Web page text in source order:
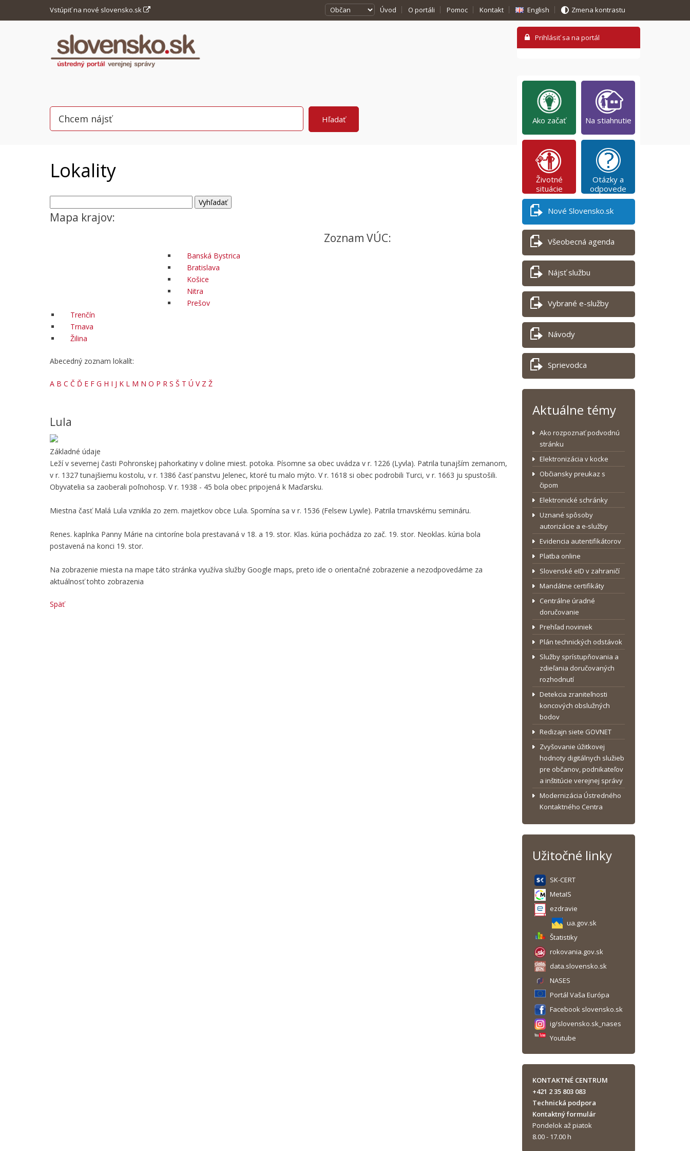
Vstúpiť na nové slovensko.sk Úvod O portáli Pomoc Kontakt English Zmena kontrastu
Lokality
Mapa krajov:
Zoznam VÚC:
Banská Bystrica
Bratislava
Košice
Nitra
Prešov
Trenčín
Trnava
Žilina
Abecedný zoznam lokalít:
A B C Č Ď E F G H I J K L M N O P R S Š T Ú V Z Ž
Lula
Základné údaje
Leží v severnej časti Pohronskej pahorkatiny v doline miest. potoka. Písomne sa obec uvádza v r. 1226 (Lyvla). Patrila tunajším zemanom,
v r. 1327 tunajšiemu kostolu, v r. 1386 časť panstvu Jelenec, ktoré tu malo mýto. V r. 1618 si obec podrobili Turci, v r. 1663 ju spustošili.
Obyvatelia sa zaoberali poľnohosp. V r. 1938 - 45 bola obec pripojená k Maďarsku.
Miestna časť Malá Lula vznikla zo zem. majetkov obce Lula. Spomína sa v r. 1536 (Felsew Lywle). Patrila trnavskému semináru.
Renes. kaplnka Panny Márie na cintoríne bola prestavaná v 18. a 19. stor. Klas. kúria pochádza zo zač. 19. stor. Neoklas. kúria bola
postavená na konci 19. stor.
Na zobrazenie miesta na mape táto stránka využíva služby Google maps, preto ide o orientačné zobrazenie a nezodpovedáme za
aktuálnosť tohto zobrazenia
Späť
Ako začať Na stiahnutie
Životné
situácie
Otázky a
odpovede
Nové Slovensko.sk
Všeobecná agenda
Nájsť službu
Vybrané e-služby
Návody
Sprievodca
Aktuálne témy
Ako rozpoznať podvodnú
stránku
Elektronizácia v kocke
Občiansky preukaz s
čipom
Elektronické schránky
Uznané spôsoby
autorizácie a e-služby
Evidencia autentifikátorov
Platba online
Slovenské eID v zahraničí
Mandátne certifikáty
Centrálne úradné
doručovanie
Prehľad noviniek
Plán technických odstávok
Služby sprístupňovania a
zdieľania doručovaných
rozhodnutí
Detekcia zraniteľnosti
koncových obslužných
bodov
Redizajn siete GOVNET
Zvyšovanie úžitkovej
hodnoty digitálnych služieb
pre občanov, podnikateľov
a inštitúcie verejnej správy
Modernizácia Ústredného
Kontaktného Centra
Užitočné linky
SK-CERT
MetaIS
ezdravie
ua.gov.sk
Štatistiky
rokovania.gov.sk
data.slovensko.sk
NASES
Portál Vaša Európa
Facebook slovensko.sk
ig/slovensko.sk_nases
Youtube
KONTAKTNÉ CENTRUM
+421 2 35 803 083
Technická podpora
Kontaktný formulár
Pondelok až piatok
8.00 - 17.00 h